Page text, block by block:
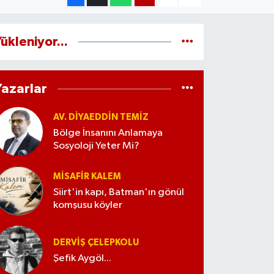
AV. DIYAEDDIN TEMIZ
Bölge İnsanını Anlamaya
Sosyoloji Yeter Mi?
MISAFIR KALEM
Siirt'in kapı, Batman'ın gönül
komşusu köyler
DERVIŞ ÇELEPKOLU
Şefik Aygöl...